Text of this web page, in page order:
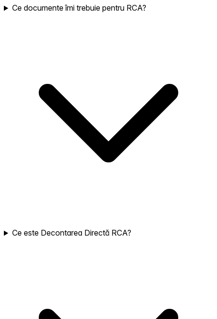
Ce documente îmi trebuie pentru RCA?
Ce este Decontarea Directă RCA?